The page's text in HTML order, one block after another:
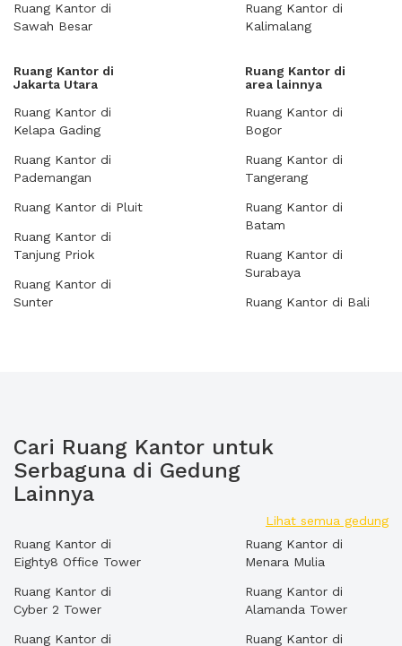
Ruang Kantor di
Sawah Besar
Ruang Kantor di
Kalimalang
Ruang Kantor di
Jakarta Utara
Ruang Kantor di
Kelapa Gading
Ruang Kantor di
Pademangan
Ruang Kantor di Pluit
Ruang Kantor di
Tanjung Priok
Ruang Kantor di
Sunter
Ruang Kantor di
area lainnya
Ruang Kantor di
Bogor
Ruang Kantor di
Tangerang
Ruang Kantor di
Batam
Ruang Kantor di
Surabaya
Ruang Kantor di Bali
Cari Ruang Kantor untuk
Serbaguna di Gedung
Lainnya
Lihat semua gedung
Ruang Kantor di
Eighty8 Office Tower
Ruang Kantor di
Cyber 2 Tower
Ruang Kantor di
Ruang Kantor di
Menara Mulia
Ruang Kantor di
Alamanda Tower
Ruang Kantor di